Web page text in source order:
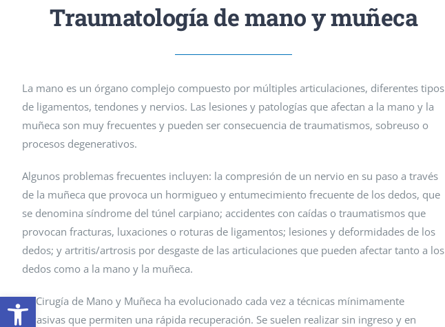
Abrir barra de herramientas
Traumatología de mano y muñeca
La mano es un órgano complejo compuesto por múltiples articulaciones, diferentes tipos
de ligamentos, tendones y nervios. Las lesiones y patologías que afectan a la mano y la
muñeca son muy frecuentes y pueden ser consecuencia de traumatismos, sobreuso o
procesos degenerativos.
Algunos problemas frecuentes incluyen: la compresión de un nervio en su paso a través
de la muñeca que provoca un hormigueo y entumecimiento frecuente de los dedos, que
se denomina síndrome del túnel carpiano; accidentes con caídas o traumatismos que
provocan fracturas, luxaciones o roturas de ligamentos; lesiones y deformidades de los
dedos; y artritis/artrosis por desgaste de las articulaciones que pueden afectar tanto a los
dedos como a la mano y la muñeca.
La Cirugía de Mano y Muñeca ha evolucionado cada vez a técnicas mínimamente
invasivas que permiten una rápida recuperación. Se suelen realizar sin ingreso y en